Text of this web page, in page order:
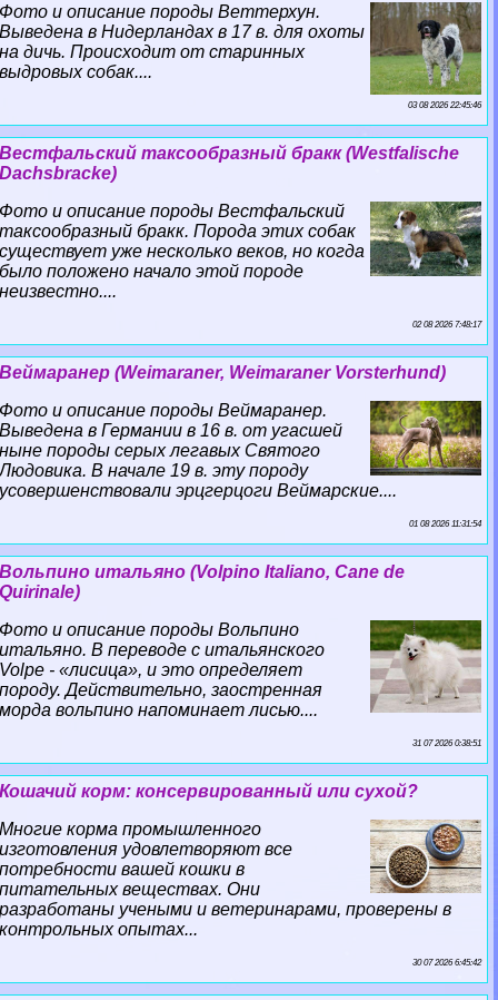
Фото и описание породы Веттерхун.
Выведена в Нидерландах в 17 в. для охоты
на дичь. Происходит от старинных
выдровых собак....
03 08 2026 22:45:46
Вестфальский таксообразный бpaкк (Westfalische
Dachsbracke)
Фото и описание породы Вестфальский
таксообразный бpaкк. Порода этих собак
существует уже несколько веков, но когда
было положено начало этой породе
неизвестно....
02 08 2026 7:48:17
Веймаранер (Weimaraner, Weimaraner Vorsterhund)
Фото и описание породы Веймаранер.
Выведена в Германии в 16 в. от угасшей
ныне породы серых легавых Святого
Людовика. В начале 19 в. эту породу
усовершенствовали эрцгерцоги Веймарские....
01 08 2026 11:31:54
Вольпино итальяно (Volpino Italiano, Cane de
Quirinale)
Фото и описание породы Вольпино
итальяно. В переводе с итальянского
Volpe - «лисица», и это определяет
породу. Действительно, заостренная
морда вольпино напоминает лисью....
31 07 2026 0:38:51
Кошачий корм: консервированный или сухой?
Многие корма промышленного
изготовления удовлетворяют все
потребности вашей кошки в
питательных веществах. Они
разработаны учеными и ветеринарами, проверены в
контрольных опытах...
30 07 2026 6:45:42